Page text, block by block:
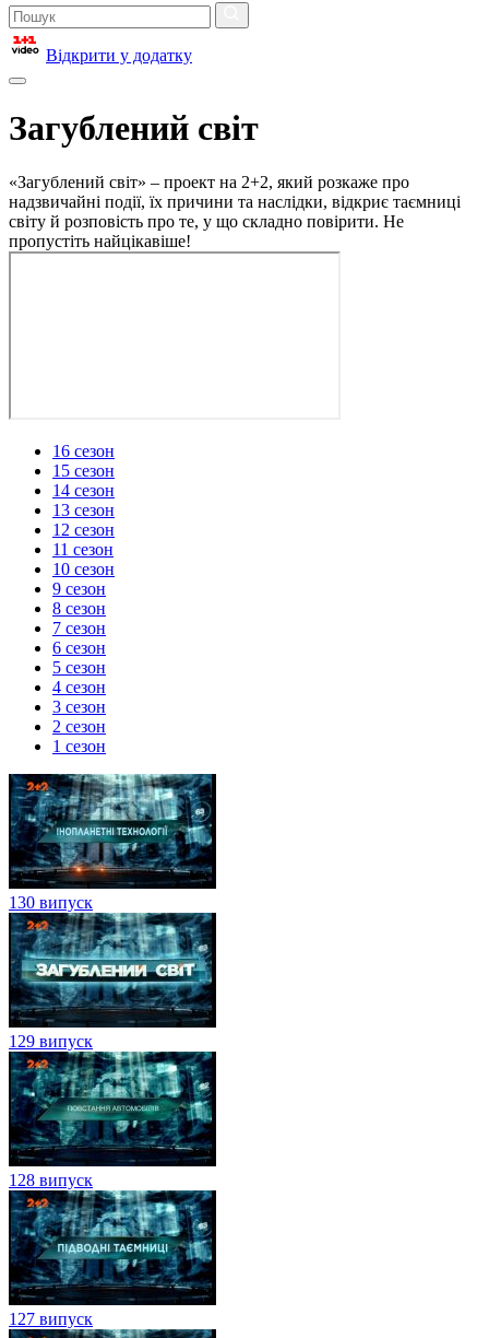
Відкрити у додатку
Загублений світ
«Загублений світ» – проект на 2+2, який розкаже про
надзвичайні події, їх причини та наслідки, відкриє таємниці
світу й розповість про те, у що складно повірити. Не
пропустіть найцікавіше!
16 сезон
15 сезон
14 сезон
13 сезон
12 сезон
11 сезон
10 сезон
9 сезон
8 сезон
7 сезон
6 сезон
5 сезон
4 сезон
3 сезон
2 сезон
1 сезон
130 випуск
129 випуск
128 випуск
127 випуск